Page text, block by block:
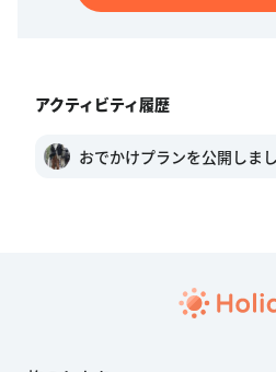
アクティビティ履歴
おでかけプランを公開しま